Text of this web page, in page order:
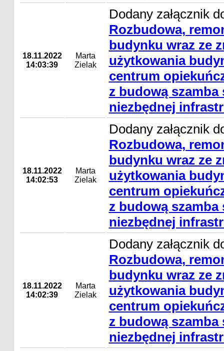
18.11.2022
14:03:39
Marta
Zielak
Dodany załącznik
Rozbudowa,
budynku wraz ze
użytkowania
centrum
z budową szamba
niezbędnej
18.11.2022
14:02:53
Marta
Zielak
Dodany załącznik
Rozbudowa,
budynku wraz ze
użytkowania
centrum
z budową szamba
niezbędnej
18.11.2022
14:02:39
Marta
Zielak
Dodany załącznik
Rozbudowa,
budynku wraz ze
użytkowania
centrum
z budową szamba
niezbędnej